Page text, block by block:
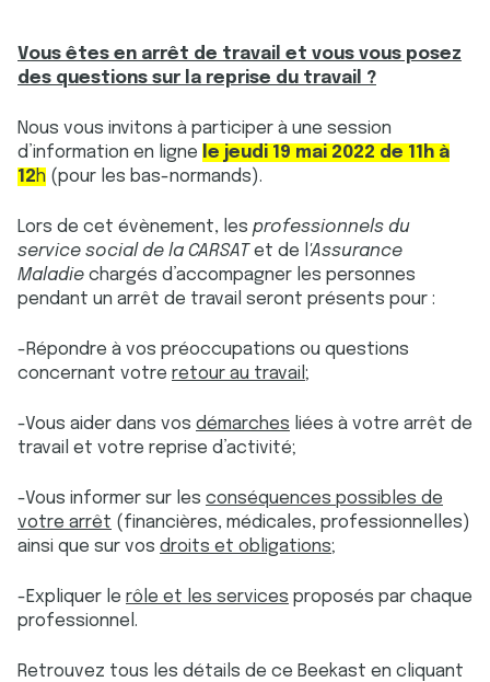
Vous êtes en arrêt de travail et vous vous posez
des questions sur la reprise du travail ?
Nous vous invitons à participer à une session
d’information en ligne le jeudi 19 mai 2022 de 11h à
12h (pour les bas-normands).
Lors de cet évènement, les professionnels du
service social de la CARSATet de l 'Assurance
Maladie chargés d’accompagner les personnes
pendant un arrêt de travail seront présents pour :
-Répondre à vos préoccupations ou questions
concernant votre retour au travail;
-Vous aider dans vos démarches liées à votre arrêt de
travail et votre reprise d’activité;
-Vous informer sur les conséquences possibles de
votre arrêt (financières, médicales, professionnelles)
ainsi que sur vos droits et obligations;
-Expliquer le rôle et les services proposés par chaque
professionnel.
Retrouvez tous les détails de ce Beekast en cliquant